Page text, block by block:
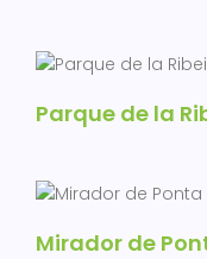
Parque de la
Mirador de